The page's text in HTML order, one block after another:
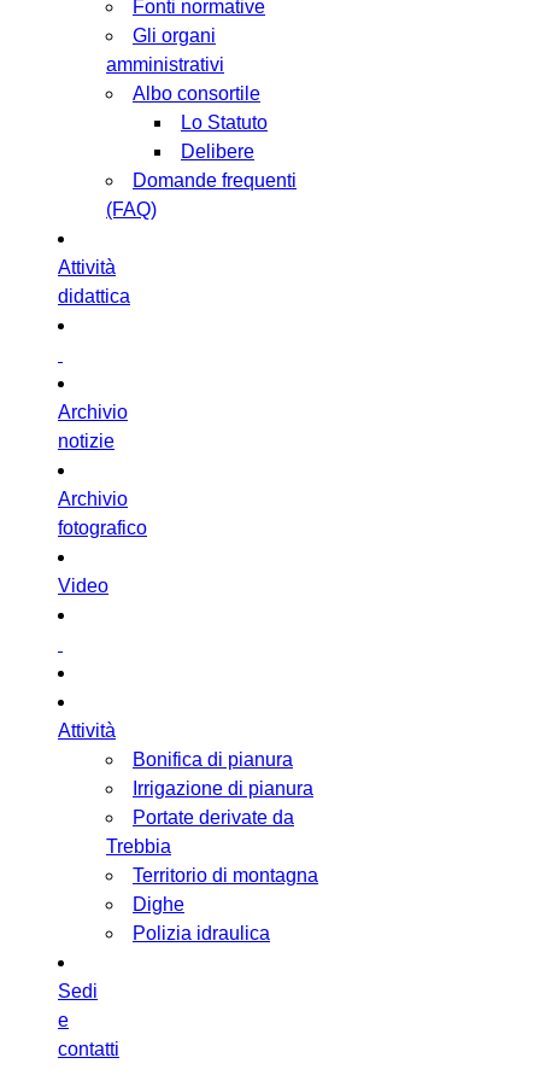
Fonti normative
Gli organi
amministrativi
Albo consortile
Lo Statuto
Delibere
Domande frequenti
(FAQ)
Attività
didattica
Archivio
notizie
Archivio
fotografico
Video
Attività
Bonifica di pianura
Irrigazione di pianura
Portate derivate da
Trebbia
Territorio di montagna
Dighe
Polizia idraulica
Sedi
e
contatti